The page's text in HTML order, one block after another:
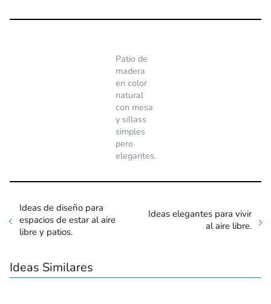
Patio de
madera
en color
natural
con mesa
y sillass
simples
pero
elegantes.
Ideas de diseño para
espacios de estar al aire
libre y patios.
Ideas elegantes para vivir
al aire libre.
Ideas Similares